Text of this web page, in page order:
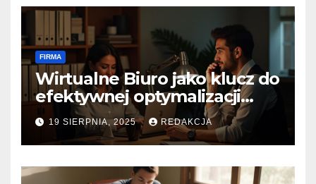
FIRMA
Wirtualne Biuro jako klucz do
efektywnej optymalizacji
podatkowej
19 SIERPNIA, 2025 REDAKCJA